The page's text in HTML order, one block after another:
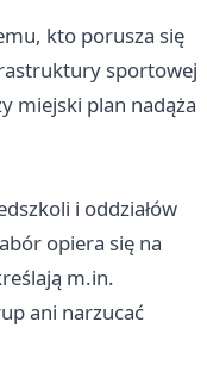
kto porusza się
sportowej
miejski plan nadąża
i oddziałów
opiera się na
m.in.
ani narzucać